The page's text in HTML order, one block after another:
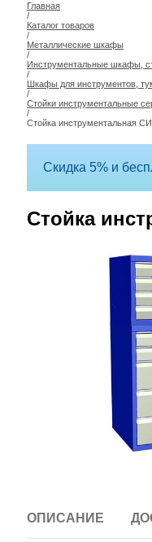
Главная
/
Каталог товаров
/
Металлические шкафы
/
Инструментальные шкафы,
/
Шкафы для инструментов,
/
Стойки инструментальные
/
Стойка инструментальная
Скидка 5% и
Стойка
ОПИСАНИЕ